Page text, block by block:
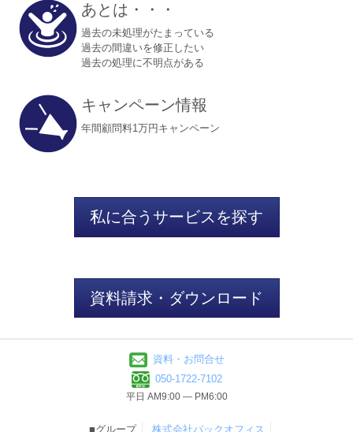
あとは・・・
過去の未処理がたまっている
過去の間違いを修正したい
過去の処理に不明点がある
キャンペーン情報
年間顧問料1万円キャンペーン
私に合うサービスを探す
資料請求・ダウンロード
資料・お問合せ
050-1722-7102
平日 AM9:00 ― PM6:00
■グループ 株式会社バックオフィス